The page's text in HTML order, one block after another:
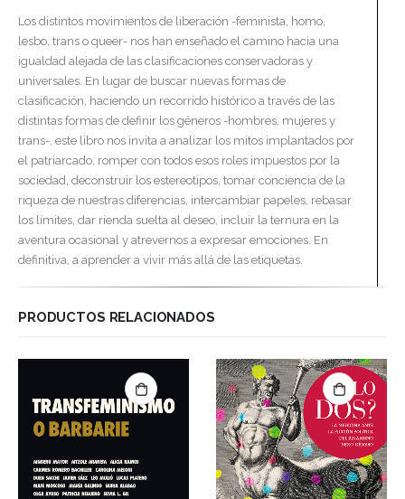
Los distintos movimientos de liberación -feminista, homo,
lesbo, trans o queer- nos han enseñado el camino hacia una
igualdad alejada de las clasificaciones conservadoras y
universales. En lugar de buscar nuevas formas de
clasificación, haciendo un recorrido histórico a través de las
distintas formas de definir los géneros -hombres, mujeres y
trans-, este libro nos invita a analizar los mitos implantados por
el patriarcado, romper con todos esos roles impuestos por la
sociedad, deconstruir los estereotipos, tomar conciencia de la
riqueza de nuestras diferencias, intercambiar papeles, rebasar
los límites, dar rienda suelta al deseo, incluir la ternura en la
aventura ocasional y atrevernos a expresar emociones. En
definitiva, a aprender a vivir más allá de las etiquetas.
PRODUCTOS RELACIONADOS